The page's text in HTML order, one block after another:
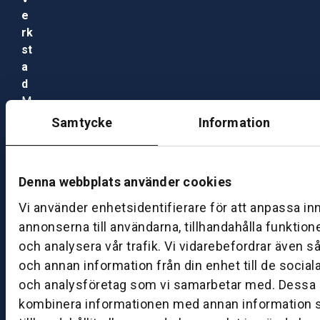
Samtycke Information
Denna webbplats använder cookies
Vi använder enhetsidentifierare för att anpassa
annonserna till användarna, tillhandahålla
och analysera vår trafik. Vi vidarebefordrar även
och annan information från din enhet till de
och analysföretag som vi samarbetar med. Dessa
kombinera informationen med annan information
e
rk
st
a
d
M
–
fr
e
g:
0
8: